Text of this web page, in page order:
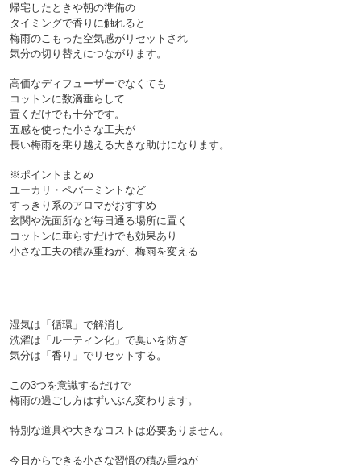
帰宅したときや朝の準備の
タイミングで香りに触れると
梅雨のこもった空気感がリセットされ
気分の切り替えにつながります。
高価なディフューザーでなくても
コットンに数滴垂らして
置くだけでも十分です。
五感を使った小さな工夫が
長い梅雨を乗り越える大きな助けになります。
※ポイントまとめ
ユーカリ・ペパーミントなど
すっきり系のアロマがおすすめ
玄関や洗面所など毎日通る場所に置く
コットンに垂らすだけでも効果あり
小さな工夫の積み重ねが、梅雨を変える
湿気は「循環」で解消し
洗濯は「ルーティン化」で臭いを防ぎ
気分は「香り」でリセットする。
この3つを意識するだけで
梅雨の過ごし方はずいぶん変わります。
特別な道具や大きなコストは必要ありません。
今日からできる小さな習慣の積み重ねが